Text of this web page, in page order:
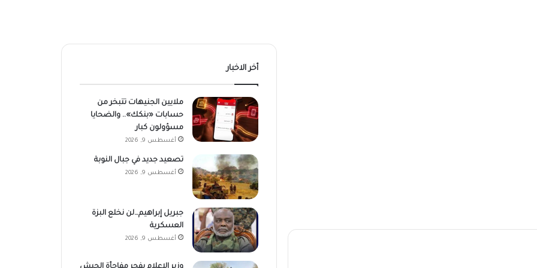
أخر الاخبار
ملايين الجنيهات تتبخر من
حسابات «بنكك».. والضحايا
مسؤولون كبار
أغسطس 9, 2026
تصعيد جديد في جبال النوبة
أغسطس 9, 2026
جبريل إبراهيم…لن نخلع البزة
العسكرية
أغسطس 9, 2026